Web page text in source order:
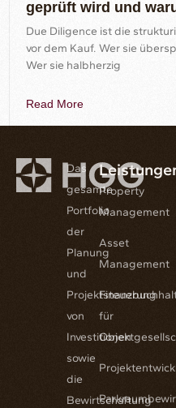
geprüft wird und
Due Diligence ist die
vor dem Kauf. Wer sie
Wer sie halbherzig
Read More
Das
gesamte
Portfolio
der
Planung
und
Projektsteuerung
von
Investitionen
sowie
die
Bewirtschaftung
Property
Management
Asset
Management
für